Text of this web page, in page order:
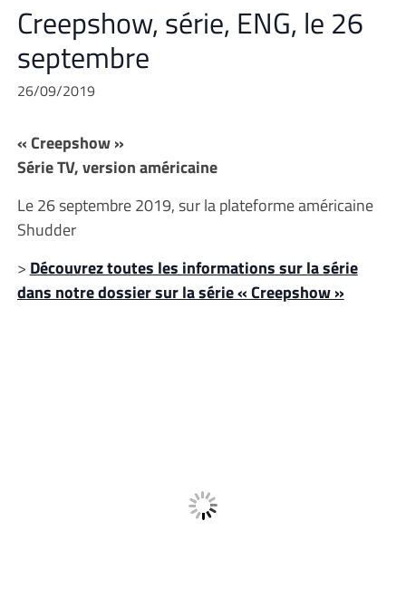
Creepshow, série, ENG, le 26
septembre
26/09/2019
« Creepshow »
Série TV, version américaine
Le 26 septembre 2019, sur la plateforme américaine
Shudder
> Découvrez toutes les informations sur la série
dans notre dossier sur la série « Creepshow »